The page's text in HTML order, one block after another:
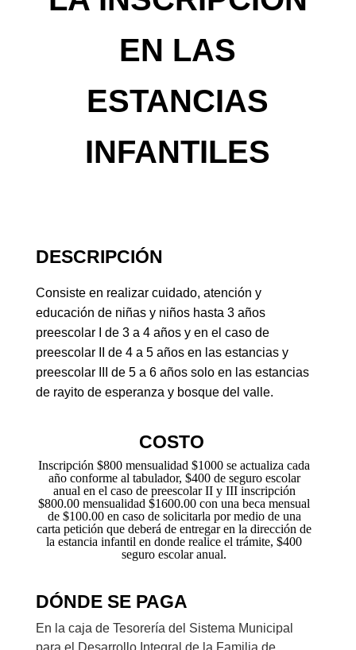
EN LAS
ESTANCIAS
INFANTILES
DESCRIPCIÓN
Consiste en realizar cuidado, atención y
educación de niñas y niños hasta 3 años
preescolar I de 3 a 4 años y en el caso de
preescolar II de 4 a 5 años en las estancias y
preescolar III de 5 a 6 años solo en las estancias
de rayito de esperanza y bosque del valle.
COSTO
Inscripción $800 mensualidad $1000 se actualiza cada
año conforme al tabulador, $400 de seguro escolar
anual en el caso de preescolar II y III inscripción
$800.00 mensualidad $1600.00 con una beca mensual
de $100.00 en caso de solicitarla por medio de una
carta petición que deberá de entregar en la dirección de
la estancia infantil en donde realice el trámite, $400
seguro escolar anual.
DÓNDE SE PAGA
En la caja de Tesorería del Sistema Municipal
para el Desarrollo Integral de la Familia de